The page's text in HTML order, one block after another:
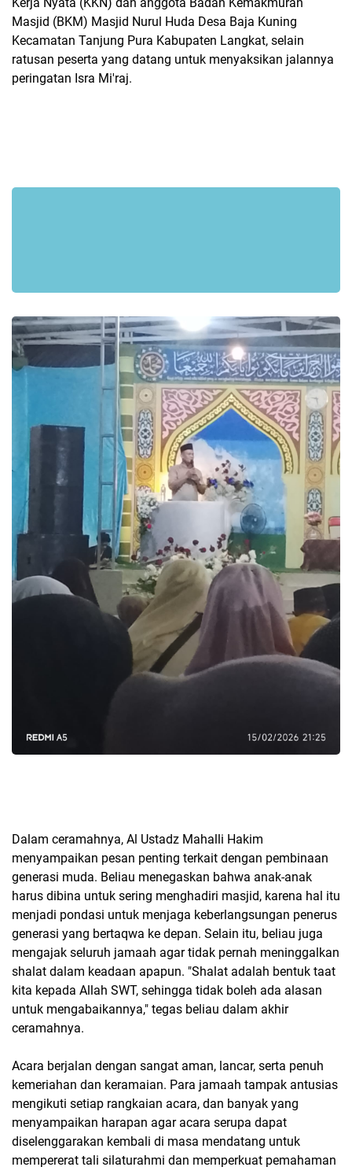
Masjid (BKM) Masjid Nurul Huda Desa Baja Kuning
Kecamatan Tanjung Pura Kabupaten Langkat, selain
ratusan peserta yang datang untuk menyaksikan jalannya
peringatan Isra Mi'raj.
Dalam ceramahnya, Al Ustadz Mahalli Hakim
menyampaikan pesan penting terkait dengan pembinaan
generasi muda. Beliau menegaskan bahwa anak-anak
harus dibina untuk sering menghadiri masjid, karena hal itu
menjadi pondasi untuk menjaga keberlangsungan penerus
generasi yang bertaqwa ke depan. Selain itu, beliau juga
mengajak seluruh jamaah agar tidak pernah meninggalkan
shalat dalam keadaan apapun. "Shalat adalah bentuk taat
kita kepada Allah SWT, sehingga tidak boleh ada alasan
untuk mengabaikannya," tegas beliau dalam akhir
ceramahnya.
Acara berjalan dengan sangat aman, lancar, serta penuh
kemeriahan dan keramaian. Para jamaah tampak antusias
mengikuti setiap rangkaian acara, dan banyak yang
menyampaikan harapan agar acara serupa dapat
diselenggarakan kembali di masa mendatang untuk
mempererat tali silaturahmi dan memperkuat pemahaman